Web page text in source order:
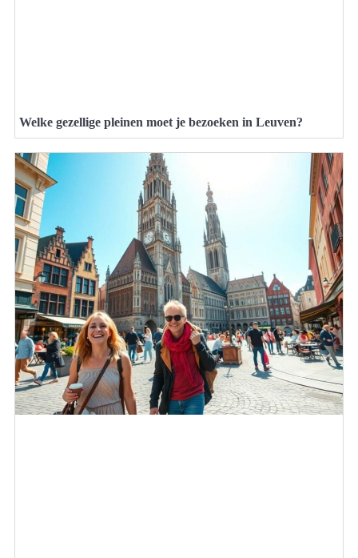
Welke gezellige pleinen moet je bezoeken in Leuven?